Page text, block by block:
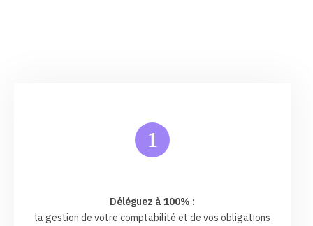
1
Déléguez à 100% :
la gestion de votre comptabilité et de vos obligations